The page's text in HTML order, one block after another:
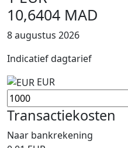
10,6404 MAD
8 augustus 2026
Indicatief dagtarief
EUR
Transactiekosten
Naar bankrekening